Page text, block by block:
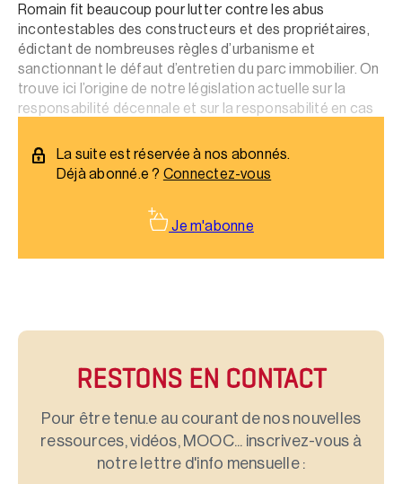
Romain fit beaucoup pour lutter contre les abus
incontestables des constructeurs et des propriétaires,
édictant de nombreuses règles d’urbanisme et
sanctionnant le défaut d’entretien du parc immobilier. On
trouve ici l’origine de notre législation actuelle sur la
responsabilité décennale et sur la responsabilité en cas
La suite est réservée à nos abonnés.
Déjà abonné.e ? Connectez-vous
Je m'abonne
RESTONS EN CONTACT
Pour être tenu.e au courant de nos nouvelles
ressources, vidéos, MOOC... inscrivez-vous à
notre lettre d'info mensuelle :